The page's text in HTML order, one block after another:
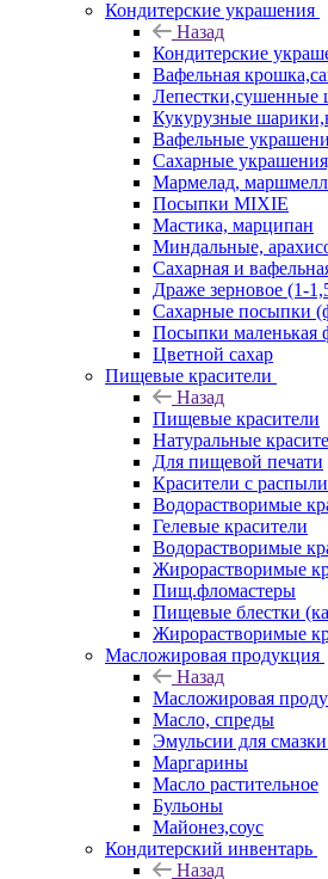
Кондитерские украшения
Назад
Кондитерские
Вафельная
Лепестки,сушенные
Кукурузные
Вафельные
Сахарные
Мармелад,
Посыпки MIXIE
Мастика, марципан
Миндальные,
Сахарная и
Драже зерновое (1-
Сахарные посыпки
Посыпки маленькая
Цветной сахар
Пищевые красители
Назад
Пищевые красители
Натуральные
Для пищевой печати
Красители с
Водорастворимые
Гелевые красители
Водорастворимые
Жирорастворимые
Пищ.фломастеры
Пищевые блестки
Жирорастворимые
Масложировая продукция
Назад
Масложировая
Масло, спреды
Эмульсии для
Маргарины
Масло растительное
Бульоны
Майонез,соус
Кондитерский инвентарь
Назад